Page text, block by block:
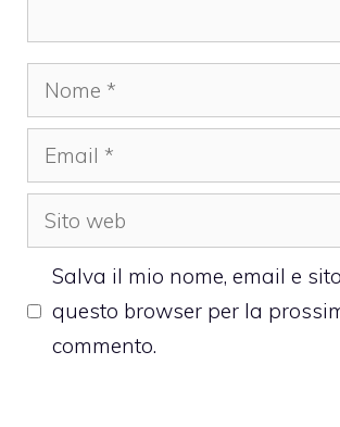
Nome
Email
Sito
web
Salva il mio nome, email e
questo browser per la
commento.